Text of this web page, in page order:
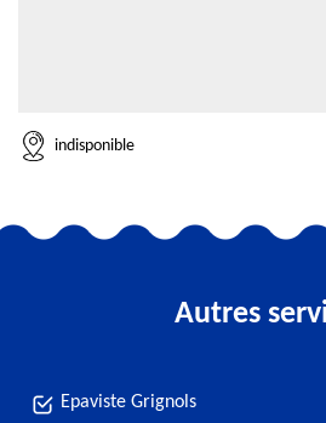
indisponible
Autres
Epaviste Grignols